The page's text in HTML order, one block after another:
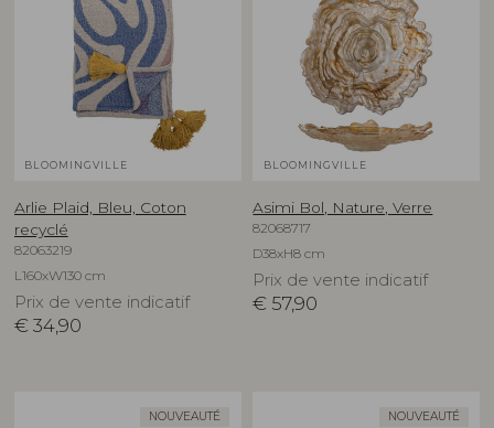
BLOOMINGVILLE
Arlie Plaid, Bleu, Coton
recyclé
82063219
L160xW130 cm
Prix de vente indicatif
€ 34,90
BLOOMINGVILLE
Asimi Bol, Nature, Verre
82068717
D38xH8 cm
Prix de vente indicatif
€ 57,90
NOUVEAUTÉ NOUVEAUTÉ